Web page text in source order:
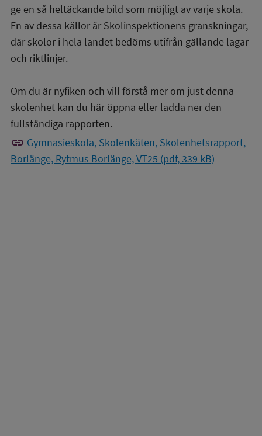
ge en så heltäckande bild som möjligt av varje skola.
En av dessa källor är Skolinspektionens granskningar,
där skolor i hela landet bedöms utifrån gällande lagar
och riktlinjer.
Om du är nyfiken och vill förstå mer om just denna
skolenhet kan du här öppna eller ladda ner den
fullständiga rapporten.
link Gymnasieskola, Skolenkäten, Skolenhetsrapport,
Borlänge, Rytmus Borlänge, VT25 (pdf, 339 kB)